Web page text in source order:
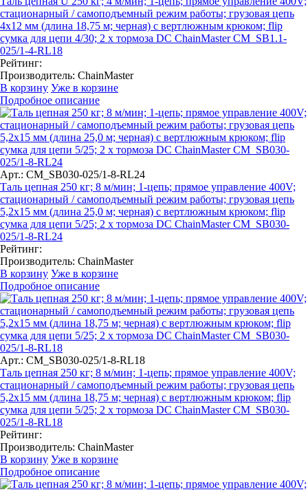
стационарный / самоподъемный режим работы; грузовая цепь
4х12 мм (длина 18,75 м; черная) с вертлюжным крюком; flip
сумка для цепи 4/30; 2 x тормоза DC ChainMaster CM_SB1.1-
025/1-4-RL18
Рейтинг:
Производитель: ChainMaster
В корзину Уже в корзине
Подробное описание
Арт.: CM_SB030-025/1-8-RL24
Таль цепная 250 кг; 8 м/мин; 1-цепь; прямое управление 400V;
стационарный / самоподъемный режим работы; грузовая цепь
5,2х15 мм (длина 25,0 м; черная) с вертлюжным крюком; flip
сумка для цепи 5/25; 2 x тормоза DC ChainMaster CM_SB030-
025/1-8-RL24
Рейтинг:
Производитель: ChainMaster
В корзину Уже в корзине
Подробное описание
Арт.: CM_SB030-025/1-8-RL18
Таль цепная 250 кг; 8 м/мин; 1-цепь; прямое управление 400V;
стационарный / самоподъемный режим работы; грузовая цепь
5,2х15 мм (длина 18,75 м; черная) с вертлюжным крюком; flip
сумка для цепи 5/25; 2 x тормоза DC ChainMaster CM_SB030-
025/1-8-RL18
Рейтинг:
Производитель: ChainMaster
В корзину Уже в корзине
Подробное описание